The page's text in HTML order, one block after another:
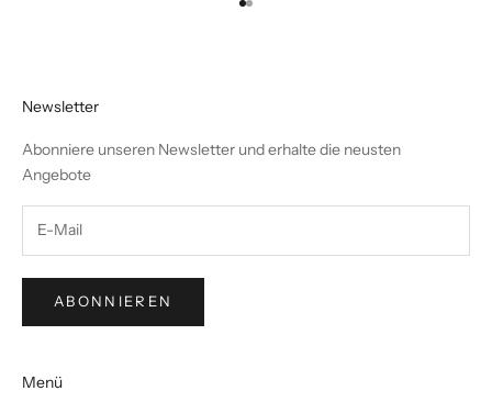
Gehe zu Element 1
Gehe zu Element 2
Newsletter
Abonniere unseren Newsletter und erhalte die neusten
Angebote
ABONNIEREN
Menü